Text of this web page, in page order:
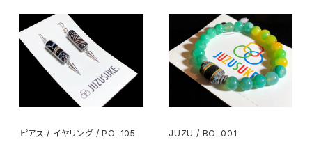
ピアス / イヤリング / PO-105 JUZU / BO-001